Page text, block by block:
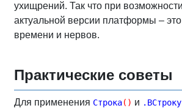
ухищрений. Так что при
актуальной версии платформы –
времени и нервов.
Практические советы
Для применения Строка( ) и .ВСтроку